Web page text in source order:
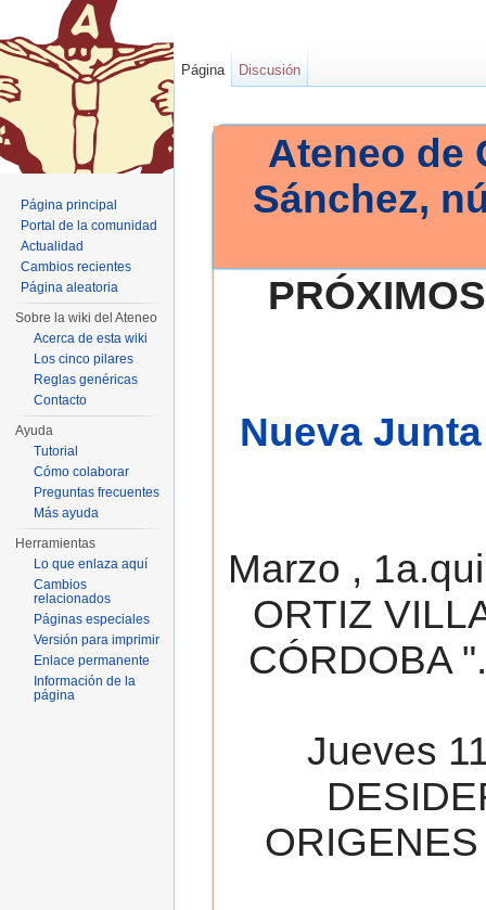
Ateneo de
Sánchez,
Nueva
Marzo ,
ORTIZ
CÓRDOBA
Jueves
Página Discusión
Página principal
Portal de la comunidad
Actualidad
Cambios recientes
Página aleatoria
Sobre la wiki del Ateneo
Acerca de esta wiki
Los cinco pilares
Reglas genéricas
Contacto
Ayuda
Tutorial
Cómo colaborar
Preguntas frecuentes
Más ayuda
Herramientas
Lo que enlaza aquí
Cambios
relacionados
Páginas especiales
Versión para imprimir
Enlace permanente
Información de la
página